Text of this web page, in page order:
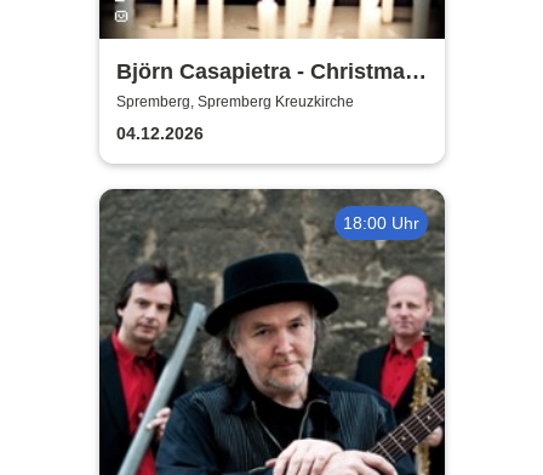
Björn Casapietra - Christmas
Love Songs
Spremberg, Spremberg Kreuzkirche
04.12.2026
18:00 Uhr